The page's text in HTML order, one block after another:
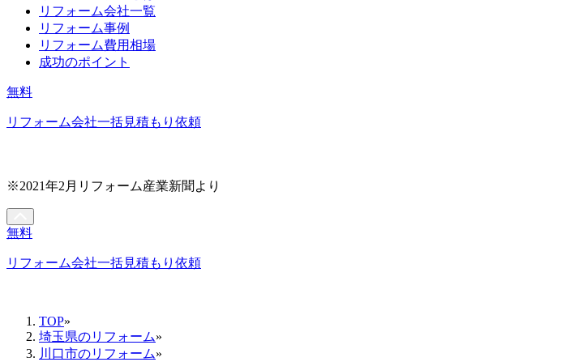
リフォーム会社一覧
リフォーム事例
リフォーム費用相場
成功のポイント
無料
リフォーム会社一括見積もり依頼
※2021年2月リフォーム産業新聞より
無料
リフォーム会社一括見積もり依頼
TOP»
埼玉県のリフォーム»
川口市のリフォーム»